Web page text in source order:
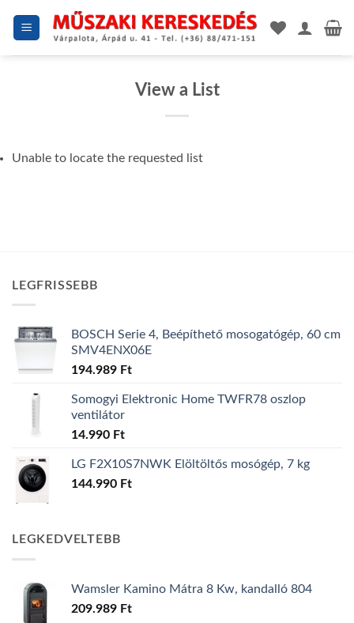
View a List
Unable to locate the requested list
LEGFRISSEBB
BOSCH Serie 4, Beépíthető mosogatógép, 60 cm
SMV4ENX06E
194.989 Ft
Somogyi Elektronic Home TWFR78 oszlop
ventilátor
14.990 Ft
LG F2X10S7NWK Elöltöltős mosógép, 7 kg
144.990 Ft
LEGKEDVELTEBB
Wamsler Kamino Mátra 8 Kw, kandalló 804
209.989 Ft